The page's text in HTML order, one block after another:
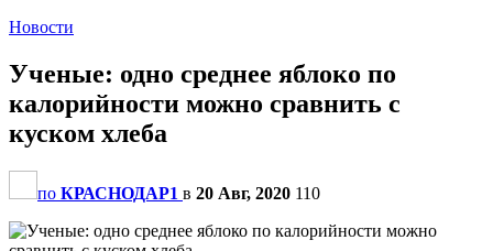
Новости
Ученые: одно среднее яблоко по
калорийности можно сравнить с
куском хлеба
по КРАСНОДАР1 в 20 Авг, 2020 110